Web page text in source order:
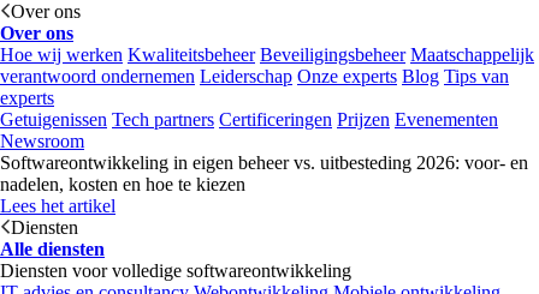
Over ons
Over ons
Hoe wij werken Kwaliteitsbeheer Beveiligingsbeheer Maatschappelijk
verantwoord ondernemen Leiderschap Onze experts Blog Tips van
experts
Getuigenissen Tech partners Certificeringen Prijzen Evenementen
Newsroom
Softwareontwikkeling in eigen beheer vs. uitbesteding 2026: voor- en
nadelen, kosten en hoe te kiezen
Lees het artikel
Diensten
Alle diensten
Diensten voor volledige softwareontwikkeling